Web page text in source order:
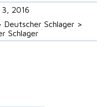
3, 2016
Deutscher Schlager >
Schlager